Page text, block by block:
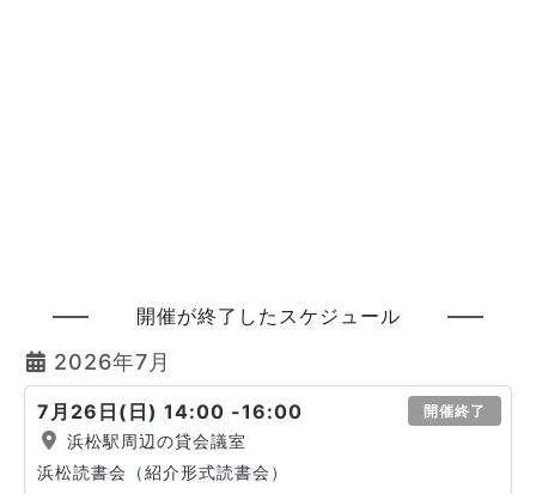
開催が終了したスケジュール
2026年7月
7月26日(日) 14:00 -16:00 開催終了
浜松駅周辺の貸会議室
浜松読書会（紹介形式読書会）